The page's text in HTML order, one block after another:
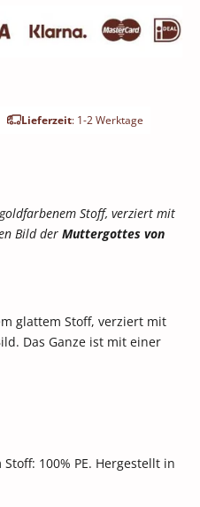
Lieferzeit: 1-2 Werktage
Stoff, verziert mit
Bild der Muttergottes von
glattem Stoff, verziert mit
Das Ganze ist mit einer
Stoff: 100% PE. Hergestellt in